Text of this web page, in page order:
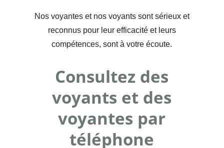
Nos voyantes et nos voyants sont sérieux et
reconnus pour leur efficacité et leurs
compétences, sont à votre écoute.
Consultez des
voyants et des
voyantes par
téléphone